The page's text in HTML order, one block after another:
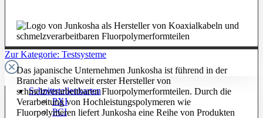
Zur Kategorie: Testsysteme
Schnittstellenkarten
PXI
PCI
Das japanische Unternehmen Junkosha ist führend in der
Branche als weltweit erster Hersteller von
schmelzverarbeitbaren Fluorpolymerformteilen. Durch die
Verarbeitung von Hochleistungspolymeren wie
Fluorpolymeren liefert Junkosha eine Reihe von Produkten